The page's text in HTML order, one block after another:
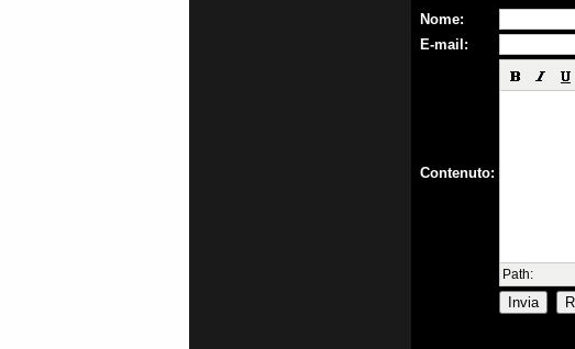
Nome:
E-mail:
Contenuto:
Path: